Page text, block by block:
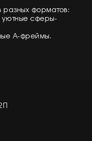
разных форматов:
сферы-